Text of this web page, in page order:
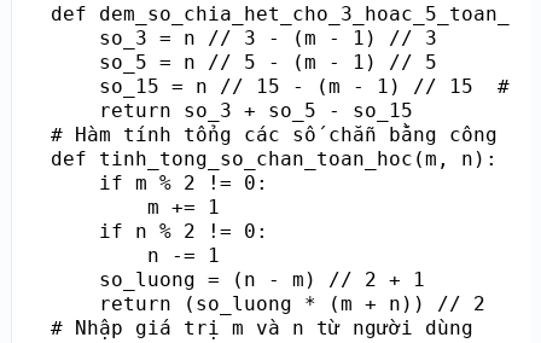
def
so_3 = n // 3 - (m - 1) // 3
so_5 = n // 5 - (m - 1) // 5
so_15 = n // 15 - (m - 1) // 15  #
return so_3 + so_5 - so_15
# Hàm tính tổng các số chẵn bằng công
def tinh_tong_so_chan_toan_hoc(m, n):
if m % 2 != 0:
m += 1
if n % 2 != 0:
n -= 1
so_luong = (n - m) // 2 + 1
return (so_luong * (m + n)) // 2
# Nhập giá trị m và n từ người dùng